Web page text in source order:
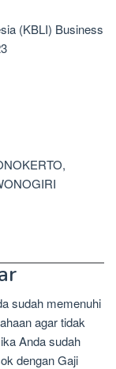
(KBLI) Business
sudah memenuhi
agar tidak
Anda sudah
dengan Gaji